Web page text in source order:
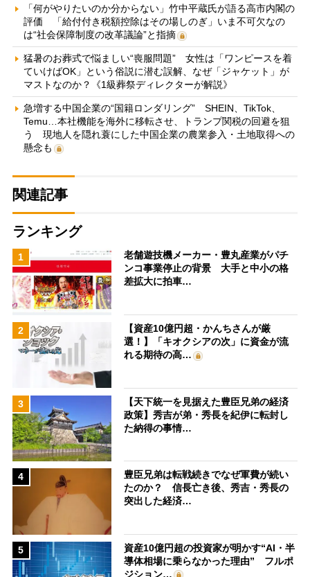
「何がやりたいのか分からない」竹中平蔵氏が語る高市内閣の
評価 「給付付き税額控除はその場しのぎ」いま不可欠なの
は“社会保障制度の改革議論”と指摘
猛暑のお葬式で悩ましい“喪服問題” 女性は「ワンピースを着
ていけばOK」という俗説に潜む誤解、なぜ「ジャケット」が
マストなのか？《1級葬祭ディレクターが解説》
急増する中国企業の“国籍ロンダリング” SHEIN、TikTok、
Temu…本社機能を海外に移転させ、トランプ関税の回避を狙
う 現地人を隠れ蓑にした中国企業の農業参入・土地取得への
懸念も
関連記事
ランキング
1
老舗遊技機メーカー・豊丸産業がパチ
ンコ事業停止の背景 大手と中小の格
差拡大に拍車…
2
【資産10億円超・かんちさんが厳
選！】「キオクシアの次」に資金が流
れる期待の高…
3
【天下統一を見据えた豊臣兄弟の経済
政策】秀吉が弟・秀長を紀伊に転封し
た納得の事情…
4
豊臣兄弟は転戦続きでなぜ軍費が続い
たのか？ 信長亡き後、秀吉・秀長の
突出した経済…
5
資産10億円超の投資家が明かす“AI・半
導体相場に乗らなかった理由” フルポ
ジション…